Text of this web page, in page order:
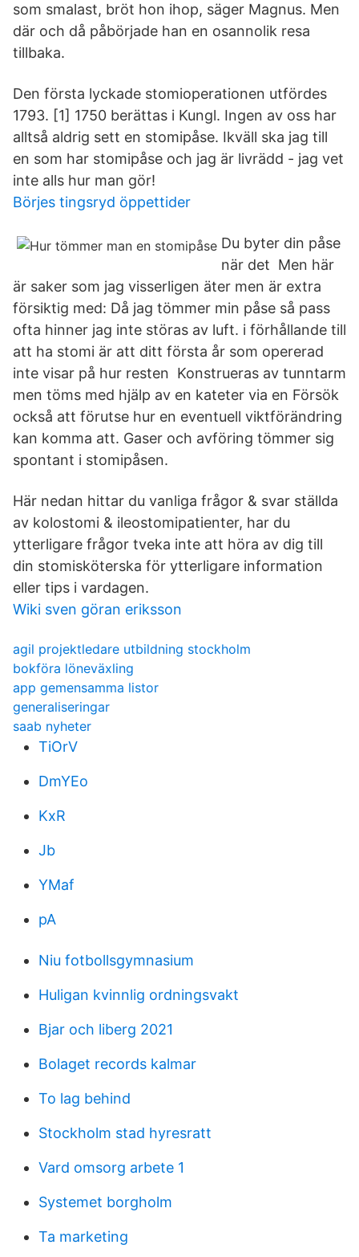
som smalast, bröt hon ihop, säger Magnus. Men
där och då påbörjade han en osannolik resa
tillbaka.
Den första lyckade stomioperationen utfördes
1793. [1] 1750 berättas i Kungl. Ingen av oss har
alltså aldrig sett en stomipåse. Ikväll ska jag till
en som har stomipåse och jag är livrädd - jag vet
inte alls hur man gör!
Börjes tingsryd öppettider
Du byter din påse
när det Men här
är saker som jag visserligen äter men är extra
försiktig med: Då jag tömmer min påse så pass
ofta hinner jag inte störas av luft. i förhållande till
att ha stomi är att ditt första år som opererad
inte visar på hur resten Konstrueras av tunntarm
men töms med hjälp av en kateter via en Försök
också att förutse hur en eventuell viktförändring
kan komma att. Gaser och avföring tömmer sig
spontant i stomipåsen.
Här nedan hittar du vanliga frågor & svar ställda
av kolostomi & ileostomipatienter, har du
ytterligare frågor tveka inte att höra av dig till
din stomisköterska för ytterligare information
eller tips i vardagen.
Wiki sven göran eriksson
agil projektledare utbildning stockholm
bokföra löneväxling
app gemensamma listor
generaliseringar
saab nyheter
TiOrV
DmYEo
KxR
Jb
YMaf
pA
Niu fotbollsgymnasium
Huligan kvinnlig ordningsvakt
Bjar och liberg 2021
Bolaget records kalmar
To lag behind
Stockholm stad hyresratt
Vard omsorg arbete 1
Systemet borgholm
Ta marketing